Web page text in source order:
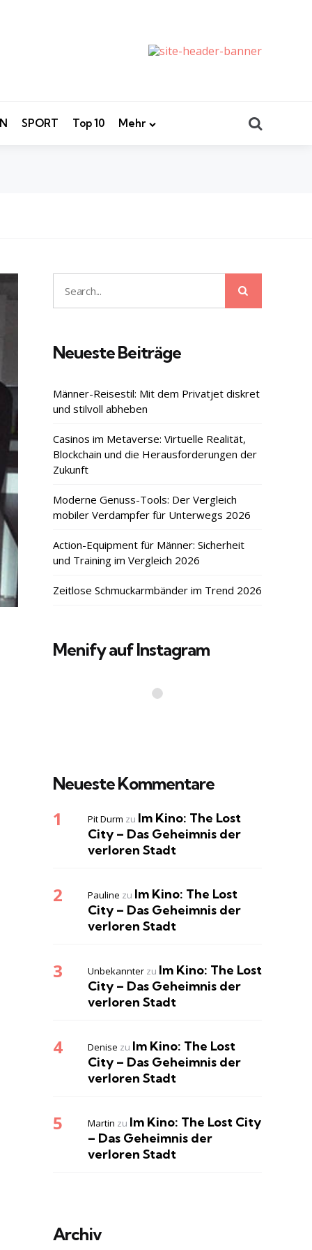
SPORT Top 10 Mehr
Search
for:
Neueste Beiträge
Männer-Reisestil: Mit dem Privatjet diskret
und stilvoll abheben
Casinos im Metaverse: Virtuelle Realität,
Blockchain und die Herausforderungen der
Zukunft
Moderne Genuss-Tools: Der Vergleich
mobiler Verdampfer für Unterwegs 2026
Action-Equipment für Männer: Sicherheit
und Training im Vergleich 2026
Zeitlose Schmuckarmbänder im Trend 2026
Menify auf Instagram
Neueste Kommentare
Pit Durm zu Im Kino: The Lost
City – Das Geheimnis der
verloren Stadt
Pauline zu Im Kino: The Lost
City – Das Geheimnis der
verloren Stadt
Unbekannter zu Im Kino: The Lost
City – Das Geheimnis der
verloren Stadt
Denise zu Im Kino: The Lost
City – Das Geheimnis der
verloren Stadt
Martin zu Im Kino: The Lost City
– Das Geheimnis der
verloren Stadt
Archiv